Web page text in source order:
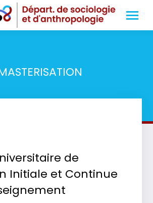
de
Initiale et Continue